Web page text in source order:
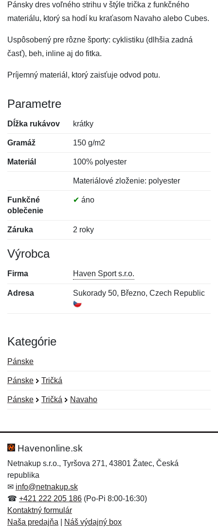
Pánsky dres voľného strihu v štýle trička z funkčného
materiálu, ktorý sa hodí ku kraťasom Navaho alebo Cubes.
Uspôsobený pre rôzne športy: cyklistiku (dlhšia zadná
časť), beh, inline aj do fitka.
Príjemný materiál, ktorý zaisťuje odvod potu.
Parametre
Dĺžka rukávov krátky
Gramáž 150 g/m2
Materiál 100% polyester
Materiálové zloženie: polyester
Funkčné
oblečenie
✔ áno
Záruka 2 roky
Výrobca
Firma Haven Sport s.r.o.
Adresa Sukorady 50, Březno, Czech Republic
Kategórie
Pánske
Pánske Tričká
Pánske Tričká Navaho
Hodnotenie:
Meno:*
Meno:
E-mail:*
Havenonline.sk
Netnakup s.r.o., Tyršova 271, 43801 Žatec, Česká
republika
✉ info@netnakup.sk
☎ +421 222 205 186 (Po-Pi 8:00-16:30)
Kontaktný formulár
Naša predajňa
Náš výdajný box